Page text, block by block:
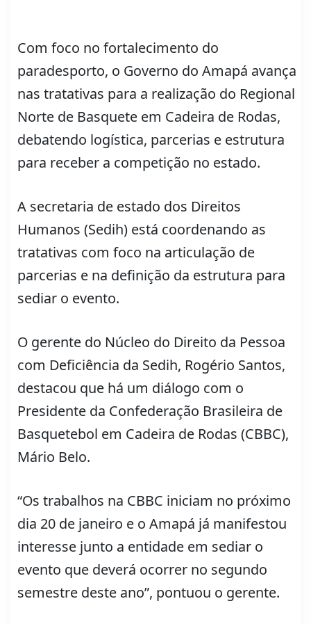
Com foco no fortalecimento do
paradesporto, o Governo do Amapá avança
nas tratativas para a realização do Regional
Norte de Basquete em Cadeira de Rodas,
debatendo logística, parcerias e estrutura
para receber a competição no estado.
A secretaria de estado dos Direitos
Humanos (Sedih) está coordenando as
tratativas com foco na articulação de
parcerias e na definição da estrutura para
sediar o evento.
O gerente do Núcleo do Direito da Pessoa
com Deficiência da Sedih, Rogério Santos,
destacou que há um diálogo com o
Presidente da Confederação Brasileira de
Basquetebol em Cadeira de Rodas (CBBC),
Mário Belo.
“Os trabalhos na CBBC iniciam no próximo
dia 20 de janeiro e o Amapá já manifestou
interesse junto a entidade em sediar o
evento que deverá ocorrer no segundo
semestre deste ano”, pontuou o gerente.